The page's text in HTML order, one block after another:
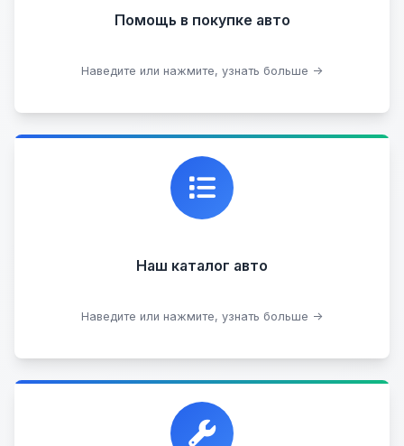
Помощь в покупке авто
Наведите или нажмите, узнать больше →
Подобрать авто
Наш каталог авто
Наведите или нажмите, узнать больше →
Каталог проверенных автомобилей в отличном
состоянии, где вы можете найти подробную
информацию о каждом авто.
Посмотреть каталог
Прием автомобилей для разборки на запчасти в
любом состоянии.